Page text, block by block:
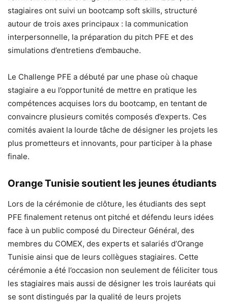
stagiaires ont suivi un bootcamp soft skills, structuré
autour de trois axes principaux : la communication
interpersonnelle, la préparation du pitch PFE et des
simulations d’entretiens d’embauche.
Le Challenge PFE a débuté par une phase où chaque
stagiaire a eu l’opportunité de mettre en pratique les
compétences acquises lors du bootcamp, en tentant de
convaincre plusieurs comités composés d’experts. Ces
comités avaient la lourde tâche de désigner les projets les
plus prometteurs et innovants, pour participer à la phase
finale.
Orange Tunisie soutient les jeunes étudiants
Lors de la cérémonie de clôture, les étudiants des sept
PFE finalement retenus ont pitché et défendu leurs idées
face à un public composé du Directeur Général, des
membres du COMEX, des experts et salariés d’Orange
Tunisie ainsi que de leurs collègues stagiaires. Cette
cérémonie a été l’occasion non seulement de féliciter tous
les stagiaires mais aussi de désigner les trois lauréats qui
se sont distingués par la qualité de leurs projets